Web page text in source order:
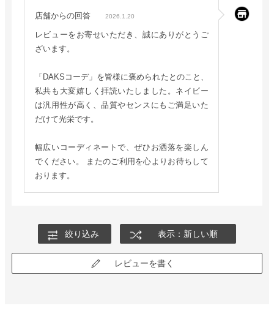
店舗からの回答 2026.1.20
レビューをお寄せいただき、誠にありがとうご
ざいます。
「DAKSコーデ」を皆様に褒められたとのこと、
私共も大変嬉しく拝読いたしました。ネイビー
は汎用性が高く、品質やセンスにもご満足いた
だけて光栄です。
幅広いコーディネートで、ぜひお洒落を楽しん
でください。 またのご利用を心よりお待ちして
おります。
絞り込み 表示：新しい順
レビューを書く